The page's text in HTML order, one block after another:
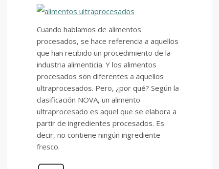
Cuando hablamos de alimentos
procesados, se hace referencia a aquellos
que han recibido un procedimiento de la
industria alimenticia. Y los alimentos
procesados son diferentes a aquellos
ultraprocesados. Pero, ¿por qué? Según la
clasificación NOVA, un alimento
ultraprocesado es aquel que se elabora a
partir de ingredientes procesados. Es
decir, no contiene ningún ingrediente
fresco.